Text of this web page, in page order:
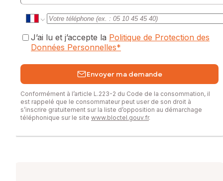
J’ai lu et j’accepte la Politique de Protection des
Données Personnelles*
Envoyer ma demande
Conformément à l’article L.223-2 du Code de la consommation, il
est rappelé que le consommateur peut user de son droit à
s’inscrire gratuitement sur la liste d’opposition au démarchage
téléphonique sur le site www.bloctel.gouv.fr.